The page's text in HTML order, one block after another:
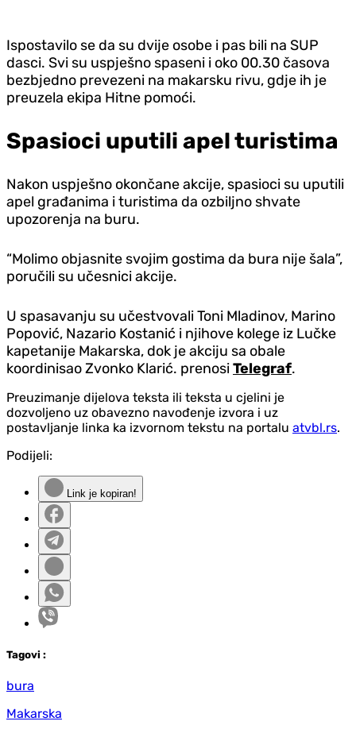
Ispostavilo se da su dvije osobe i pas bili na SUP
dasci. Svi su uspješno spaseni i oko 00.30 časova
bezbjedno prevezeni na makarsku rivu, gd‌je ih je
preuzela ekipa Hitne pomoći.
Spasioci uputili apel turistima
Nakon uspješno okončane akcije, spasioci su uputili
apel građanima i turistima da ozbiljno shvate
upozorenja na buru.
“Molimo objasnite svojim gostima da bura nije šala”,
poručili su učesnici akcije.
U spasavanju su učestvovali Toni Mladinov, Marino
Popović, Nazario Kostanić i njihove kolege iz Lučke
kapetanije Makarska, dok je akciju sa obale
koordinisao Zvonko Klarić. prenosiTelegraf.
Preuzimanje dijelova teksta ili teksta u cjelini je
dozvoljeno uz obavezno navođenje izvora i uz
postavljanje linka ka izvornom tekstu na portalu atvbl.rs.
Podijeli:
Link je kopiran!
Tagovi :
bura
Makarska